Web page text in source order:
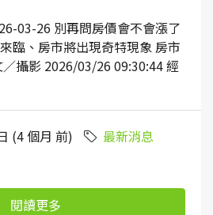
03-26 別再問房價會不會漲了
臨、房市將出現奇特現象 房市
攝影 2026/03/26 09:30:44 經
(4 個月 前)
最新消息
閱讀更多